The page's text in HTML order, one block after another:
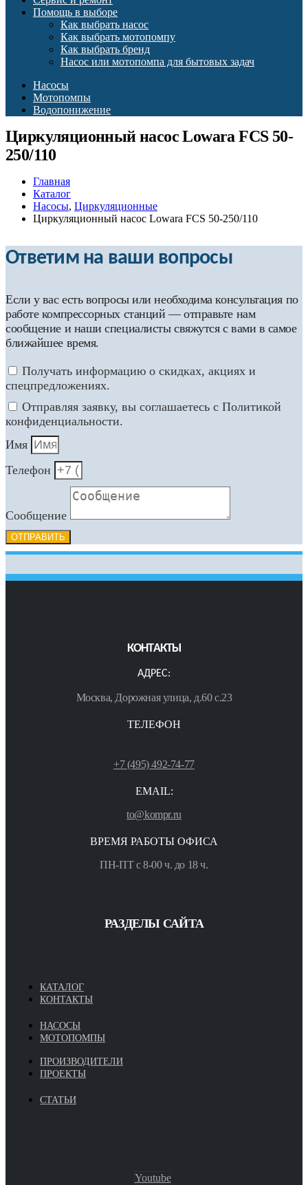
Помощь в выборе
Как выбрать насос
Как выбрать мотопомпу
Как выбрать бренд
Насос или мотопомпа для бытовых задач
Насосы
Мотопомпы
Водопонижение
Циркуляционный насос Lowara FCS 50-
250/110
Главная
Каталог
Насосы, Циркуляционные
Циркуляционный насос Lowara FCS 50-250/110
Ответим на ваши вопросы
Если у вас есть вопросы или необходима консультация по
работе компрессорных станций — отправьте нам
сообщение и наши специалисты свяжутся с вами в самое
ближайшее время.
Получать информацию о скидках, акциях и
спецпредложениях.
Отправляя заявку, вы соглашаетесь с Политикой
конфиденциальности.
Имя
Телефон
Сообщение
ОТПРАВИТЬ
КОНТАКТЫ
АДРЕС:
Москва, Дорожная улица, д.60 с.23
ТЕЛЕФОН
+7 (495) 492-74-77
EMAIL:
to@kompr.ru
ВРЕМЯ РАБОТЫ ОФИСА
ПН-ПТ с 8-00 ч. до 18 ч.
РАЗДЕЛЫ САЙТА
КАТАЛОГ
КОНТАКТЫ
НАСОСЫ
МОТОПОМПЫ
ПРОИЗВОДИТЕЛИ
ПРОЕКТЫ
СТАТЬИ
Youtube